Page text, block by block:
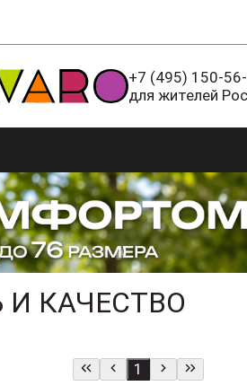
+7 (495) 150-
для жителей
И КАЧЕСТВО
1